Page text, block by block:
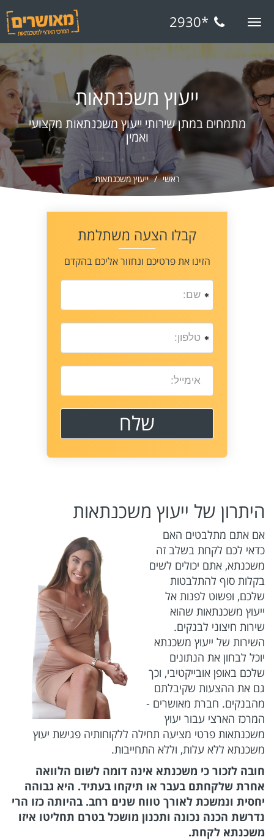
Toggle
*2930
ייעוץ משכנתאות
מתמחים במתן שירותי ייעוץ משכנתאות מקצועי
ואמין
ראשי ייעוץ משכנתאות
קבלו הצעה משתלמת
הזינו את פרטיכם ונחזור אליכם בהקדם
היתרון של ייעוץ משכנתאות
אם אתם מתלבטים האם
כדאי לכם לקחת בשלב זה
משכנתא, אתם יכולים לשים
בקלות סוף להתלבטות
שלכם, ופשוט לפנות אל
ייעוץ משכנתאות שהוא
שירות חיצוני לבנקים.
השירות של ייעוץ משכנתא
יוכל לבחון את הנתונים
שלכם באופן אובייקטיבי, וכך
גם את ההצעות שקיבלתם
מהבנקים. חברת מאושרים -
המרכז הארצי עבור יעוץ
משכנתאות פרטי מציעה תחילה ללקוחותיה פגישת יעוץ
משכנתא ללא עלות, וללא התחייבות.
חובה לזכור כי משכנתא אינה דומה לשום הלוואה
אחרת שלקחתם בעבר או תיקחו בעתיד. היא גבוהה
יחסית ונמשכת לאורך טווח שנים רחב. בהיותה כזו הרי
נדרשת הכנה נכונה ותכנון מושכל בטרם תחליטו איזו
משכנתא לקחת.